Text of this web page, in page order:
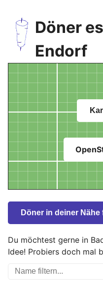
Döner
Endorf
Döner in deiner Nähe
Du möchtest gerne in
Idee! Probiers doch mal